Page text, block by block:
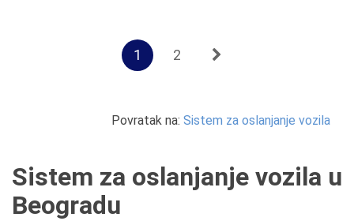
1 2
Povratak na: Sistem za oslanjanje vozila
Sistem za oslanjanje vozila u
Beogradu